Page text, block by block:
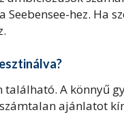
hez. Ha
A könnyű
ajánlatot